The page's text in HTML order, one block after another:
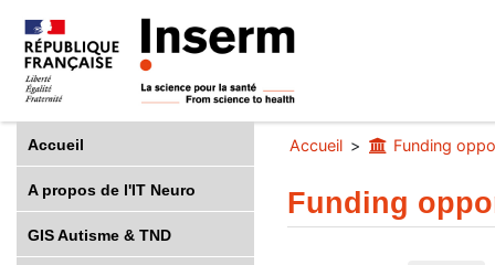
Accueil
A propos de l'IT Neuro
GIS Autisme & TND
Accueil Funding
Funding